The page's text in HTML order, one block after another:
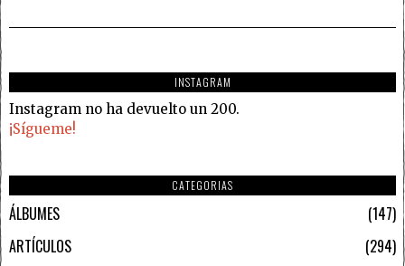
INSTAGRAM
Instagram no ha devuelto un 200.
¡Sígueme!
CATEGORIAS
ÁLBUMES
147
ARTÍCULOS
294